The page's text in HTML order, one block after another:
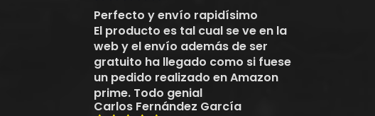
Perfecto y envío rapidísimo
El producto es tal cual se ve en la
web y el envío además de ser
gratuito ha llegado como si fuese
un pedido realizado en Amazon
prime. Todo genial
Carlos Fernández García